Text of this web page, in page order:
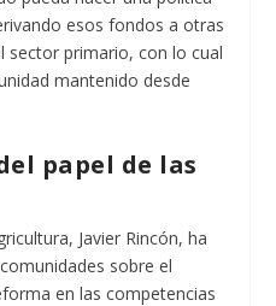
esos fondos a otras
sector primario, con lo cual
mantenido desde
papel de las
Javier Rincón, ha
sobre el
en las competencias